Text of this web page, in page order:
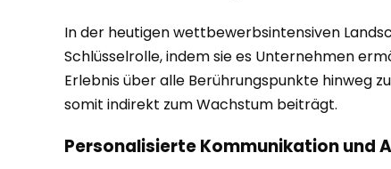
In der heutigen wettbewerbsintensiven
Schlüsselrolle, indem sie es Unternehmen
Erlebnis über alle Berührungspunkte hinweg
somit indirekt zum Wachstum beiträgt.
Personalisierte Kommunikation und